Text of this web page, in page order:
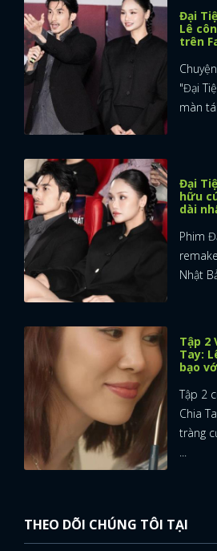
Đại
Lê
trên
"Đại
màn
Đại
hữu
dài
Phim
Nhật
Tập 2
Tay:
bạo
Tập 2
Chia
tràng
...
THEO DÕI CHÚNG TÔI TẠI